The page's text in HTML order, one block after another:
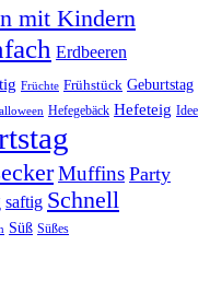
mit Kindern
Erdbeeren
Früchte Frühstück Geburtstag
Hefegebäck Hefeteig Idee
Muffins Party
saftig Schnell
Süß Süßes